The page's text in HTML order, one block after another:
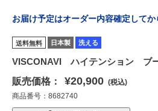
お届け予定はオーダー内容確定して
送料無料 日本製 洗える
VISCONAVI ハイテンション ブー
販売価格：
¥20,900 (税込)
商品番号：8682740